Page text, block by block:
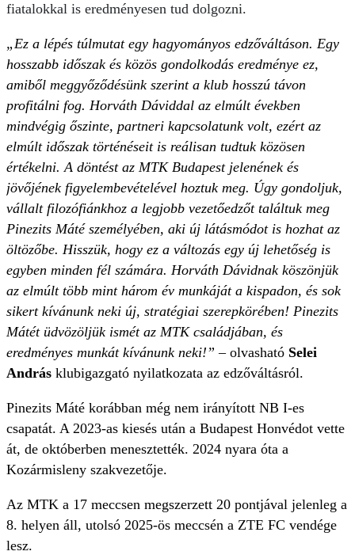
fiatalokkal is eredményesen tud dolgozni.
„Ez a lépés túlmutat egy hagyományos edzőváltáson. Egy
hosszabb időszak és közös gondolkodás eredménye ez,
amiből meggyőződésünk szerint a klub hosszú távon
profitálni fog. Horváth Dáviddal az elmúlt években
mindvégig őszinte, partneri kapcsolatunk volt, ezért az
elmúlt időszak történéseit is reálisan tudtuk közösen
értékelni. A döntést az MTK Budapest jelenének és
jövőjének figyelembevételével hoztuk meg. Úgy gondoljuk,
vállalt filozófiánkhoz a legjobb vezetőedzőt találtuk meg
Pinezits Máté személyében, aki új látásmódot is hozhat az
öltözőbe. Hisszük, hogy ez a változás egy új lehetőség is
egyben minden fél számára. Horváth Dávidnak köszönjük
az elmúlt több mint három év munkáját a kispadon, és sok
sikert kívánunk neki új, stratégiai szerepkörében! Pinezits
Mátét üdvözöljük ismét az MTK családjában, és
eredményes munkát kívánunk neki!” – olvasható Selei
András klubigazgató nyilatkozata az edzőváltásról.
Pinezits Máté korábban még nem irányított NB I-es
csapatát. A 2023-as kiesés után a Budapest Honvédot vette
át, de októberben menesztették. 2024 nyara óta a
Kozármisleny szakvezetője.
Az MTK a 17 meccsen megszerzett 20 pontjával jelenleg a
8. helyen áll, utolsó 2025-ös meccsén a ZTE FC vendége
lesz.